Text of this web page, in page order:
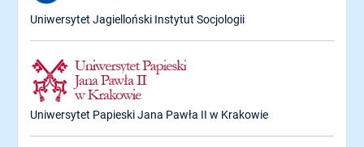
Uniwersytet Jagielloński Instytut Socjologii
Uniwersytet Papieski Jana Pawła II w Krakowie